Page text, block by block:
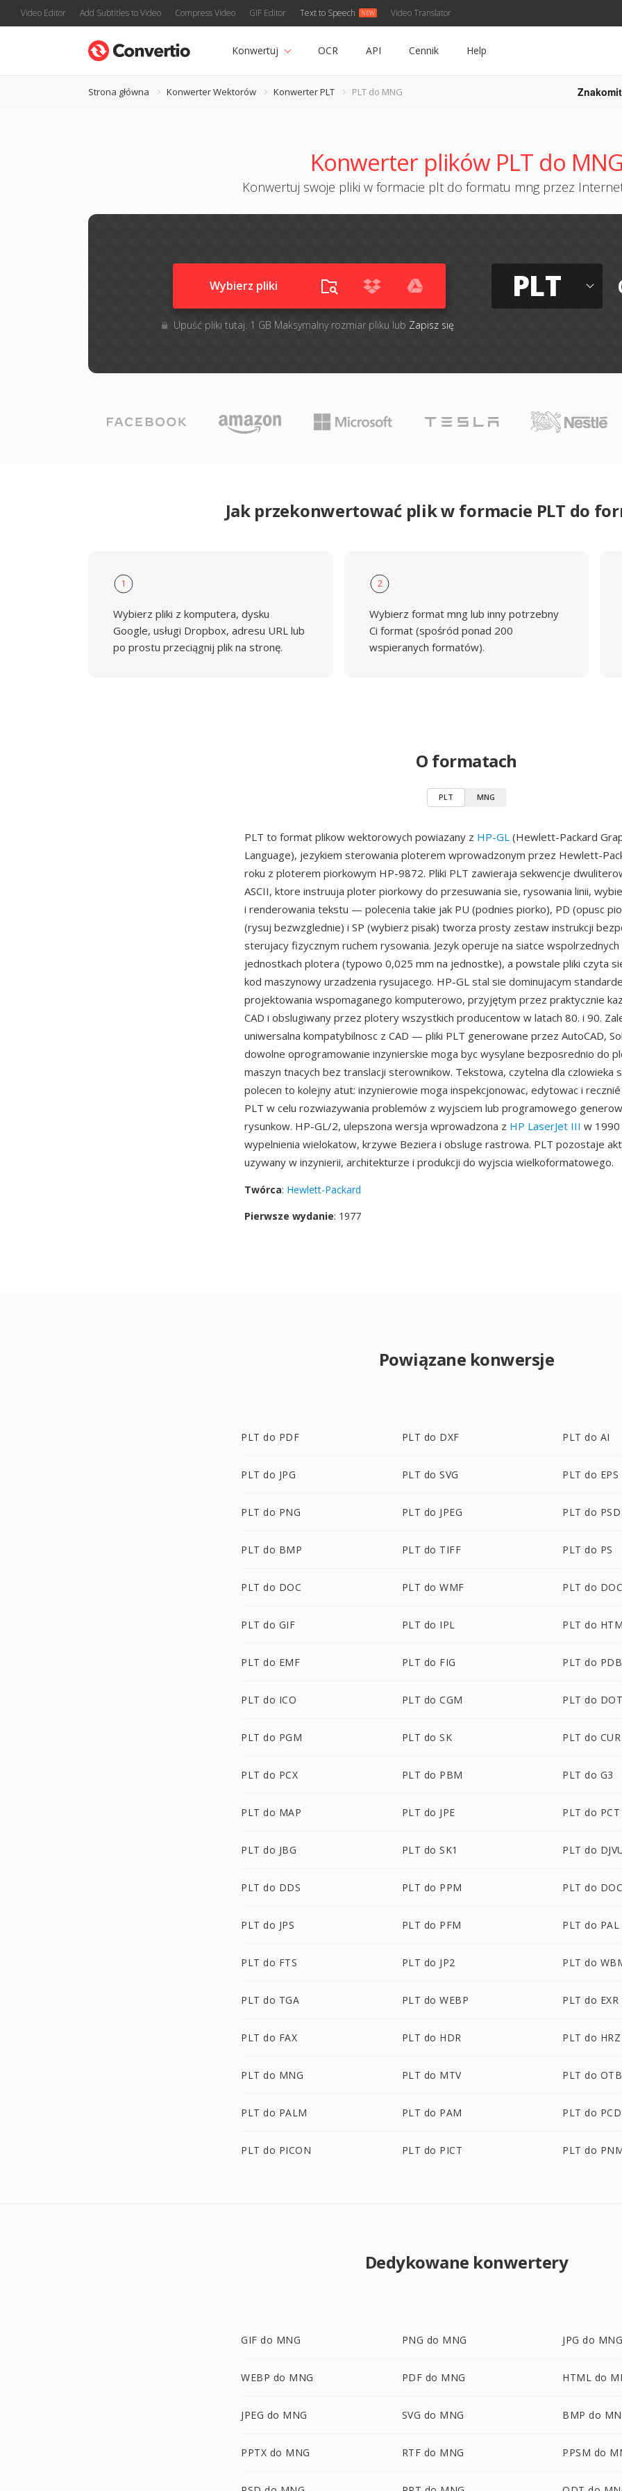
Video Editor Add Subtitles to Video Compress Video GIF Editor Text to Speech Video Translator
Konwertuj OCR API Cennik Help
Strona główna Konwerter Wektorów Konwerter PLT PLT do MNG
Konwerter plików PLT do MNG
Konwertuj swoje pliki w formacie plt do formatu mng przez
Wybierz pliki
Upuść pliki tutaj. 1 GB Maksymalny rozmiar pliku lub Zapisz się
PLT
Jak przekonwertować plik w formacie PLT do
1
Wybierz pliki z komputera, dysku
Google, usługi Dropbox, adresu URL lub
po prostu przeciągnij plik na stronę.
2
Wybierz format mng lub inny potrzebny
Ci format (spośród ponad 200
wspieranych formatów).
O formatach
PLT MNG
PLT to format plikow wektorowych powiazany z HP-GL (Hewlett-Packard
Language), jezykiem sterowania ploterem wprowadzonym przez Hewlett-
roku z ploterem piorkowym HP-9872. Pliki PLT zawieraja sekwencje
ASCII, ktore instruuja ploter piorkowy do przesuwania sie, rysowania linii,
i renderowania tekstu — polecenia takie jak PU (podnies piorko), PD (opusc
(rysuj bezwzglednie) i SP (wybierz pisak) tworza prosty zestaw instrukcji
sterujacy fizycznym ruchem rysowania. Jezyk operuje na siatce
jednostkach plotera (typowo 0,025 mm na jednostke), a powstale pliki czyta
kod maszynowy urzadzenia rysujacego. HP-GL stal sie dominujacym
projektowania wspomaganego komputerowo, przyjętym przez praktycznie
CAD i obslugiwany przez plotery wszystkich producentow w latach 80. i 90.
uniwersalna kompatybilnosc z CAD — pliki PLT generowane przez AutoCAD,
dowolne oprogramowanie inzynierskie moga byc wysylane bezposrednio do
maszyn tnacych bez translacji sterownikow. Tekstowa, czytelna dla czlowieka
polecen to kolejny atut: inzynierowie moga inspekcjonowac, edytowac i recznié
PLT w celu rozwiazywania problemów z wyjsciem lub programowego
rysunkow. HP-GL/2, ulepszona wersja wprowadzona z HP LaserJet III w 1990
wypelnienia wielokatow, krzywe Beziera i obsluge rastrowa. PLT pozostaje
uzywany w inzynierii, architekturze i produkcji do wyjscia wielkoformatowego.
Twórca: Hewlett-Packard
Pierwsze wydanie: 1977
Powiązane konwersje
PLT do PDF PLT do DXF PLT do AI
PLT do JPG PLT do SVG PLT do EPS
PLT do PNG PLT do JPEG PLT do PSD
PLT do BMP PLT do TIFF PLT do PS
PLT do DOC PLT do WMF PLT do
PLT do GIF PLT do IPL PLT do
PLT do EMF PLT do FIG PLT do PDB
PLT do ICO PLT do CGM PLT do DOT
PLT do PGM PLT do SK PLT do CUR
PLT do PCX PLT do PBM PLT do G3
PLT do MAP PLT do JPE PLT do PCT
PLT do JBG PLT do SK1 PLT do
PLT do DDS PLT do PPM PLT do
PLT do JPS PLT do PFM PLT do PAL
PLT do FTS PLT do JP2 PLT do
PLT do TGA PLT do WEBP PLT do EXR
PLT do FAX PLT do HDR PLT do HRZ
PLT do MNG PLT do MTV PLT do OTB
PLT do PALM PLT do PAM PLT do PCD
PLT do PICON PLT do PICT PLT do
Dedykowane konwertery
GIF do MNG PNG do MNG JPG do MNG
WEBP do MNG PDF do MNG HTML do
JPEG do MNG SVG do MNG BMP do
PPTX do MNG RTF do MNG PPSM do